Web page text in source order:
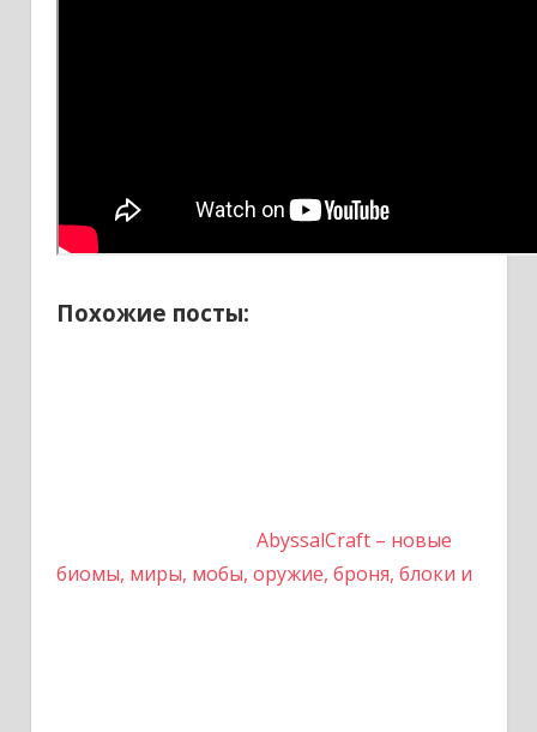
Похожие посты:
AbyssalCraft – новые
биомы, миры, мобы, оружие, броня, блоки и